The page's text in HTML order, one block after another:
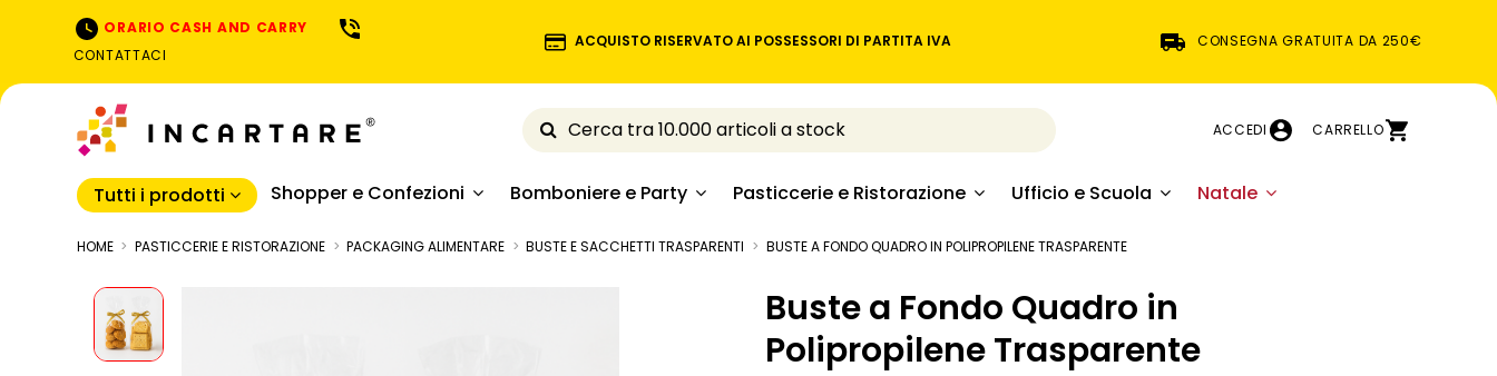
ORARIO CASH AND CARRY
CONTATTACI
ACQUISTO RISERVATO AI POSSESSORI DI PARTITA IVA CONSEGNA GRATUITA DA 250€
ACCEDI CARRELLO
Tutti i prodotti Shopper e Confezioni Bomboniere e Party Pasticcerie e Ristorazione Ufficio e Scuola Natale
HOME PASTICCERIE E RISTORAZIONE PACKAGING ALIMENTARE BUSTE E SACCHETTI TRASPARENTI BUSTE A FONDO QUADRO IN POLIPROPILENE TRASPARENTE
Buste a Fondo Quadro in
Polipropilene Trasparente